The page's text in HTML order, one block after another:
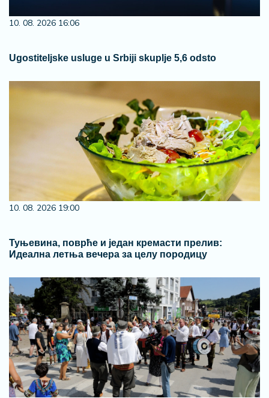
10. 08. 2026 16:06
Ugostiteljske usluge u Srbiji skuplje 5,6 odsto
10. 08. 2026 19:00
Туњевина, поврће и један кремасти прелив:
Идеална летња вечера за целу породицу